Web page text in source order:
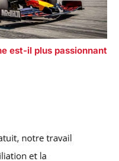
est-il plus passionnant